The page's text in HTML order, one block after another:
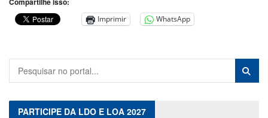
Imprimir WhatsApp
PARTICIPE DA LDO E LOA 2027